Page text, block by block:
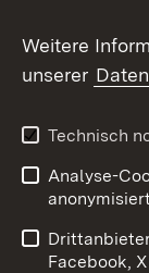
Social Wall
X / Twitter
Youtube
Weitere
unserer
Technisch
Analyse-
Facebook,